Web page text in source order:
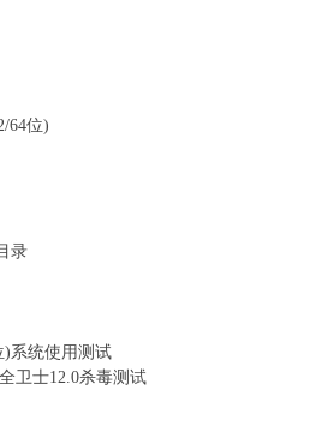
64位)
录
)系统使用测试
卫士12.0杀毒测试